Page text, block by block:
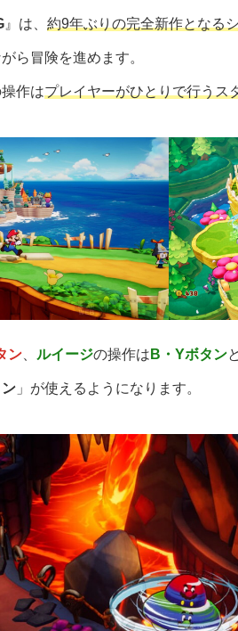
』は、 約9年ぶりの完全新作となる
ら冒険を進めます。
作はプレイヤーがひとりで行うス
ン、 ルイージの操作は B・Yボタン
」が使えるようになります。